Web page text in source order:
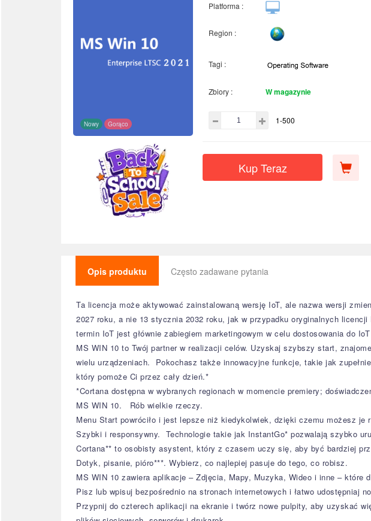
Nowy Gorąco
Platforma :
Region :
Tagi :
Zbiory : W magazynie
1-500
Kup Teraz
Opis produktu Często zadawane pytania
Ta licencja może aktywować zainstalowaną wersję IoT, ale nazwa wersji
2027 roku, a nie 13 stycznia 2032 roku, jak w przypadku oryginalnych
termin IoT jest głównie zabiegiem marketingowym w celu dostosowania do
MS WIN 10 to Twój partner w realizacji celów. Uzyskaj szybszy start,
wielu urządzeniach. Pokochasz także innowacyjne funkcje, takie jak
który pomoże Ci przez cały dzień.*
*Cortana dostępna w wybranych regionach w momencie premiery;
MS WIN 10. Rób wielkie rzeczy.
Menu Start powróciło i jest lepsze niż kiedykolwiek, dzięki czemu możesz je
Szybki i responsywny. Technologie takie jak InstantGo* pozwalają szybko
Cortana** to osobisty asystent, który z czasem uczy się, aby być bardziej
Dotyk, pisanie, pióro***. Wybierz, co najlepiej pasuje do tego, co robisz.
MS WIN 10 zawiera aplikacje – Zdjęcia, Mapy, Muzyka, Wideo i inne – które
Pisz lub wpisuj bezpośrednio na stronach internetowych i łatwo udostępniaj
Przypnij do czterech aplikacji na ekranie i twórz nowe pulpity, aby uzyskać